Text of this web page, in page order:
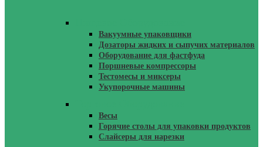
Вакуумные упаковщики
Дозаторы жидких и сыпучих материалов
Оборудование для фастфуда
Поршневые компрессоры
Тестомесы и миксеры
Укупорочные машины
Весы
Горячие столы для упаковки продуктов
Слайсеры для нарезки